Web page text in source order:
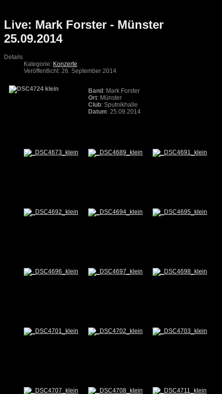
Live: Mark Forster - Münster
25.09.2014
Details
Kategorie: Konzerte
Veröffentlicht: 26. September 2014
Band : Mark Forster
Ort: Münster
Club: Sputnikhalle
Datum: 25.09.2014